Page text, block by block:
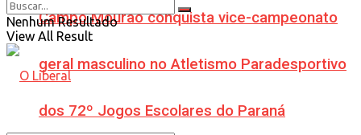
Campo Mourão conquista vice-campeonato
geral masculino no Atletismo Paradesportivo
dos 72º Jogos Escolares do Paraná
Nenhum Resultado
View All Result